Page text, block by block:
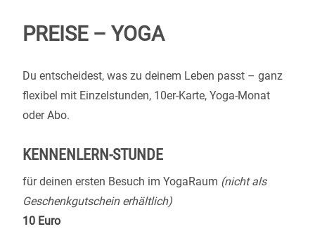
PREISE – YOGA
Du entscheidest, was zu deinem Leben passt – ganz
flexibel mit Einzelstunden, 10er-Karte, Yoga-Monat
oder Abo.
KENNENLERN-STUNDE
für deinen ersten Besuch im YogaRaum (nicht als
Geschenkgutschein erhältlich)
10 Euro